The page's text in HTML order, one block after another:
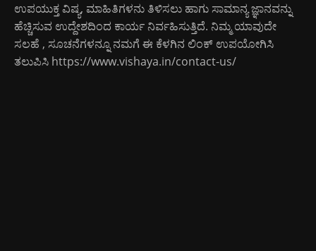
ಉಪಯುಕ್ತ ವಿಷ್ಯ, ಮಾಹಿತಿಗಳನು ತಿಳಿಸಲು ಹಾಗು ಸಾಮಾನ್ಯ ಜ್ಞಾನವನ್ನು
ಹೆಚ್ಚಿಸುವ ಉದ್ದೇಶದಿಂದ ಕಾರ್ಯ ನಿರ್ವಹಿಸುತ್ತಿದೆ. ನಿಮ್ಮ ಯಾವುದೇ
ಸಲಹೆ , ಸೂಚನೆಗಳನ್ನೂ ನಮಗೆ ಈ ಕೆಳಗಿನ ಲಿಂಕ್ ಉಪಯೋಗಿಸಿ
ತಲುಪಿಸಿ https://www.vishaya.in/contact-us/